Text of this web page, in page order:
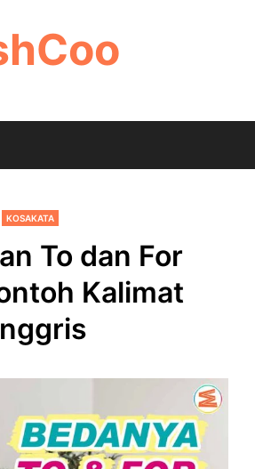
KOSAKATA
To dan For
Kalimat